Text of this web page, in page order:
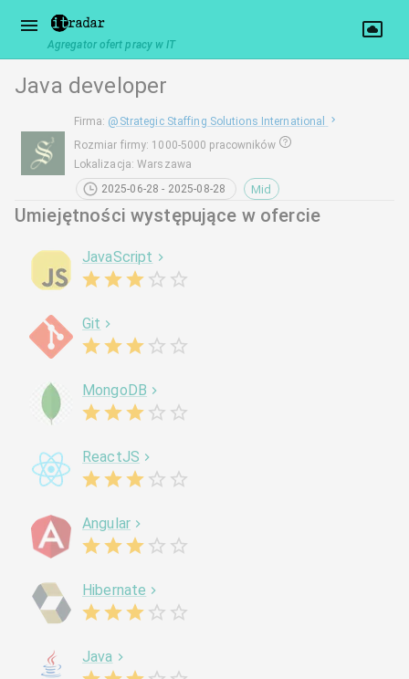
Agregator ofert pracy w IT
Java developer
Firma: @ Strategic Staffing Solutions International
Rozmiar firmy: 1000-5000 pracowników
Lokalizacja:Warszawa
2025-06-28 - 2025-08-28
Mid
Umiejętności występujące w ofercie
JavaScript
Git
MongoDB
ReactJS
Angular
Hibernate
Java